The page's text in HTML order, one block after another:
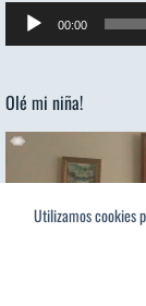
Utilizamos cookies
Reproductor
de
00:00
Olé mi niña!
Reproductor